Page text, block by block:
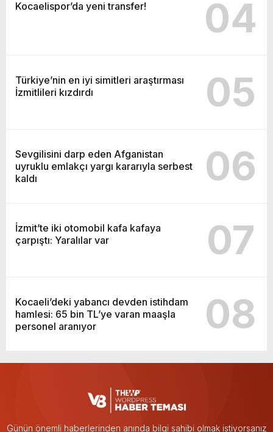
Kocaelispor’da yeni transfer! 04
Türkiye’nin en iyi simitleri araştırması
İzmitlileri kızdırdı
05
Sevgilisini darp eden Afganistan
uyruklu emlakçı yargı kararıyla serbest
kaldı
06
İzmit’te iki otomobil kafa kafaya
çarpıştı: Yaralılar var
07
Kocaeli’deki yabancı devden istihdam
hamlesi: 65 bin TL’ye varan maaşla
personel aranıyor
08
Günün önemli haberlerinden anında bilgi sahibi olmak istiyorsanız